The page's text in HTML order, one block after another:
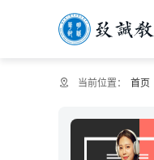
当前位置： 首页